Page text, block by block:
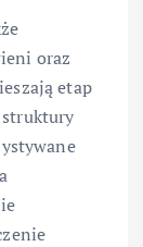
oraz
etap
struktury